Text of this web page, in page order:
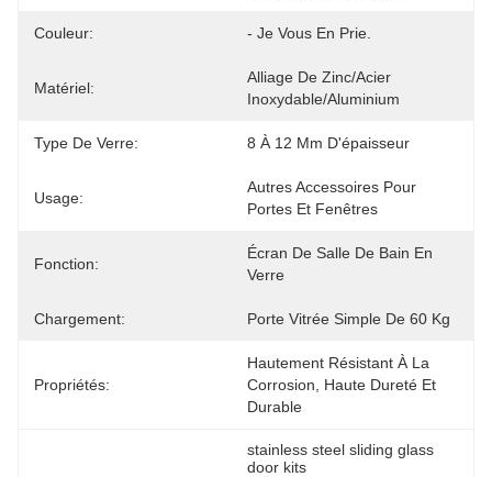
Couleur: - Je Vous En Prie.
Matériel:
Alliage De Zinc/acier
Inoxydable/aluminium
Type De Verre: 8 À 12 Mm D'épaisseur
Usage:
Autres Accessoires Pour
Portes Et Fenêtres
Fonction:
Écran De Salle De Bain En
Verre
Chargement: Porte Vitrée Simple De 60 Kg
Propriétés:
Hautement Résistant À La
Corrosion, Haute Dureté Et
Durable
stainless steel sliding glass
door kits